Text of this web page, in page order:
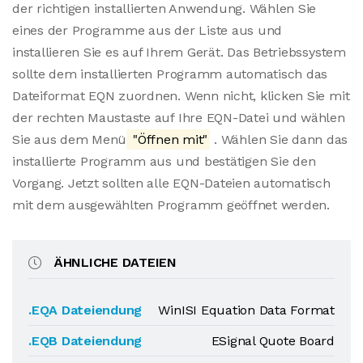
der richtigen installierten Anwendung. Wählen Sie
eines der Programme aus der Liste aus und
installieren Sie es auf Ihrem Gerät. Das Betriebssystem
sollte dem installierten Programm automatisch das
Dateiformat EQN zuordnen. Wenn nicht, klicken Sie mit
der rechten Maustaste auf Ihre EQN-Datei und wählen
Sie aus dem Menü "Öffnen mit" . Wählen Sie dann das
installierte Programm aus und bestätigen Sie den
Vorgang. Jetzt sollten alle EQN-Dateien automatisch
mit dem ausgewählten Programm geöffnet werden.
ÄHNLICHE DATEIEN
.EQA Dateiendung
WinISI Equation Data Format
.EQB Dateiendung
ESignal Quote Board